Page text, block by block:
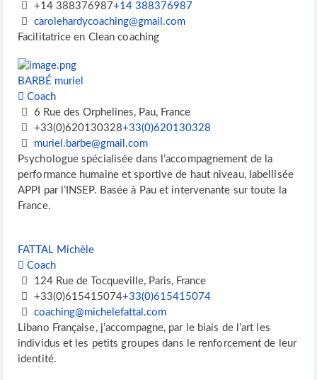
+14 388376987+14 388376987
carolehardycoaching@gmail.com
Facilitatrice en Clean coaching
BARBÉ muriel
Coach
6 Rue des Orphelines, Pau, France
+33(0)620130328+33(0)620130328
muriel.barbe@gmail.com
Psychologue spécialisée dans l’accompagnement de la
performance humaine et sportive de haut niveau, labellisée
APPI par l’INSEP. Basée à Pau et intervenante sur toute la
France.
FATTAL Michèle
Coach
124 Rue de Tocqueville, Paris, France
+33(0)615415074+33(0)615415074
coaching@michelefattal.com
Libano Française, j’accompagne, par le biais de l’art les
individus et les petits groupes dans le renforcement de leur
identité.